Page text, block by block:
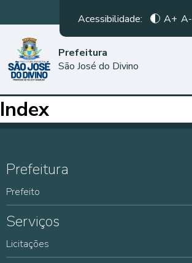
Acessibilidade: A+ A-
Prefeitura
São José do Divino
Index
Prefeitura
Prefeito
Serviços
Licitações